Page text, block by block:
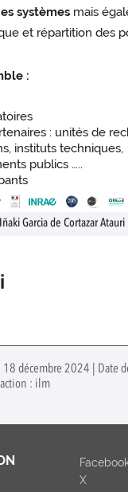
systèmes mais
et répartition des
:
: unités de
instituts techniques,
publics …..
Garcia de Cortazar Atauri
décembre 2024 | Date
: ilm
X